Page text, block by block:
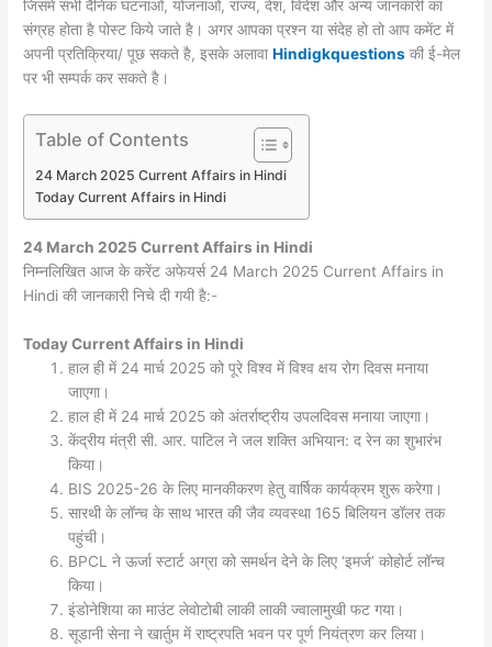
जिसमे सभी दैनिक घटनाओं, योजनाओं, राज्य, देश, विदेश और अन्य जानकारी का
संग्रह होता है पोस्ट किये जाते है। अगर आपका प्रश्न या संदेह हो तो आप कमेंट में
अपनी प्रतिक्रिया/ पूछ सकते है, इसके अलावाHindigkquestions की ई-मेल
पर भी सम्पर्क कर सकते है।
Table of Contents
24 March 2025 Current Affairs in Hindi
Today Current Affairs in Hindi
24 March 2025Current Affairs in Hindi
निम्नलिखित आज के करेंट अफेयर्स 24 March 2025 Current Affairs in
Hindi की जानकारी निचे दी गयी है:-
TodayCurrent Affairs in Hindi
हाल ही में 24 मार्च 2025 को पूरे विश्व में विश्व क्षय रोग दिवस मनाया
जाएगा।
हाल ही में 24 मार्च 2025 को अंतर्राष्ट्रीय उपलदिवस मनाया जाएगा।
केंद्रीय मंत्री सी. आर. पाटिल ने जल शक्ति अभियान: द रेन का शुभारंभ
किया।
BIS 2025-26 के लिए मानकीकरण हेतु वार्षिक कार्यक्रम शुरू करेगा।
सारथी के लॉन्च के साथ भारत की जैव व्यवस्था 165 बिलियन डॉलर तक
पहुंची।
BPCL ने ऊर्जा स्टार्ट अग्रा को समर्थन देने के लिए ‘इमर्ज’ कोहोर्ट लॉन्च
किया।
इंडोनेशिया का माउंट लेवोटोबी लाकी लाकी ज्वालामुखी फट गया।
सूडानी सेना ने खार्तुम में राष्ट्रपति भवन पर पूर्ण नियंत्रण कर लिया।